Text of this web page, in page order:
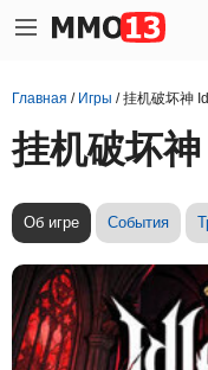
Главная / Игры /挂机破坏神
挂机破坏
Об игре События